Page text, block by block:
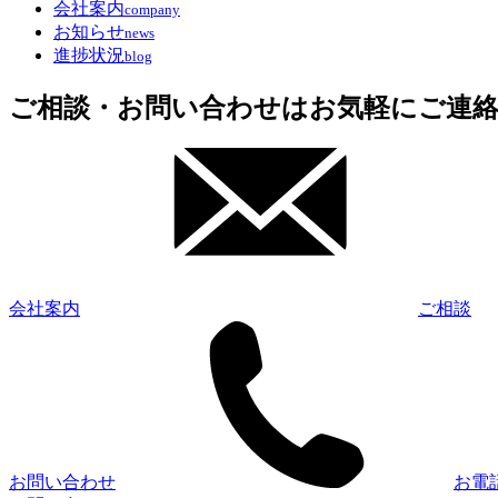
会社案内company
お知らせnews
進捗状況blog
ご相談・お問い合わせはお気軽にご連
会社案内 ご相談
お問い合わせ
お電